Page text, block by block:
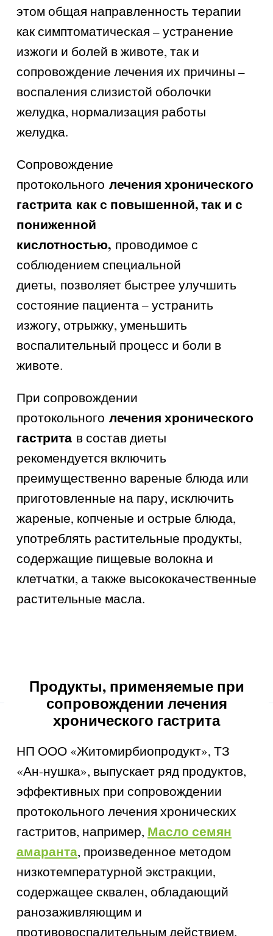
этом общая направленность терапии
как симптоматическая – устранение
изжоги и болей в животе, так и
сопровождение лечения их причины –
воспаления слизистой оболочки
желудка, нормализация работы
желудка.
Сопровождение
протокольного лечения хронического
гастрита как с повышенной, так и с
пониженной
кислотностью, проводимое с
соблюдением специальной
диеты, позволяет быстрее улучшить
состояние пациента – устранить
изжогу, отрыжку, уменьшить
воспалительный процесс и боли в
животе.
При сопровождении
протокольного лечения хронического
гастрита в состав диеты
рекомендуется включить
преимущественно вареные блюда или
приготовленные на пару, исключить
жареные, копченые и острые блюда,
употреблять растительные продукты,
содержащие пищевые волокна и
клетчатки, а также высококачественные
растительные масла.
Продукты, применяемые при
сопровождении лечения
хронического гастрита
НП ООО «Житомирбиопродукт», ТЗ
«Ан-нушка», выпускает ряд продуктов,
эффективных при сопровождении
протокольного лечения хронических
гастритов, например, Масло семян
амаранта, произведенное методом
низкотемпературной экстракции,
содержащее сквален, обладающий
ранозаживляющим и
противовоспалительным действием.